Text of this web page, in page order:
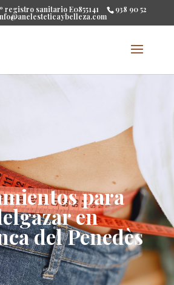
registro sanitario E0855141 938 90 52
para
en
del Penedès